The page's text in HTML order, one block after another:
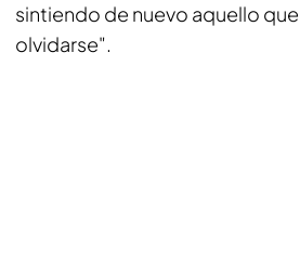
sintiendo de nuevo aquello
olvidarse".